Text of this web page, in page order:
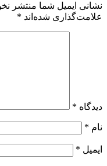
نشانی ایمیل شما منتشر
علامت‌گذاری شده‌اند *
دیدگاه *
نام *
ایمیل *